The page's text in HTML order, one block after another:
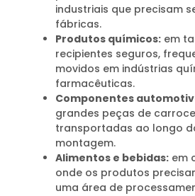
industriais que precisam
fábricas.
Produtos químicos: em
recipientes seguros,
movidos em indústrias
farmacêuticas.
Componentes
grandes peças de
transportadas ao longo
montagem.
Alimentos e bebidas: em
onde os produtos
uma área de